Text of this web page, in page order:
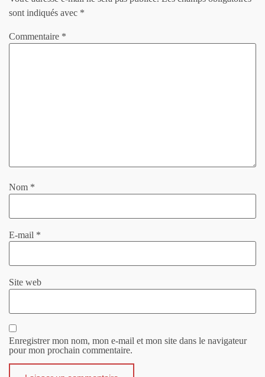
sont indiqués avec *
Commentaire *
Nom *
E-mail *
Site web
Enregistrer mon nom, mon e-mail et mon site dans le navigateur
pour mon prochain commentaire.